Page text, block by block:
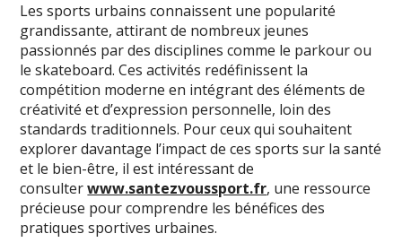
Les sports urbains connaissent une popularité
grandissante, attirant de nombreux jeunes
passionnés par des disciplines comme le parkour ou
le skateboard. Ces activités redéfinissent la
compétition moderne en intégrant des éléments de
créativité et d’expression personnelle, loin des
standards traditionnels. Pour ceux qui souhaitent
explorer davantage l’impact de ces sports sur la santé
et le bien-être, il est intéressant de
consulterwww.santezvoussport.fr, une ressource
précieuse pour comprendre les bénéfices des
pratiques sportives urbaines.